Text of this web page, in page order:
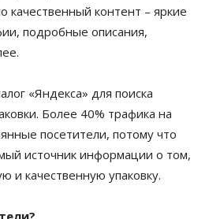
качественный контент – яркие
подробные описания,
«Яндекса» для поиска
Более 40% трафика на
посетители, потому что
источник информации о том,
и качественную упаковку.